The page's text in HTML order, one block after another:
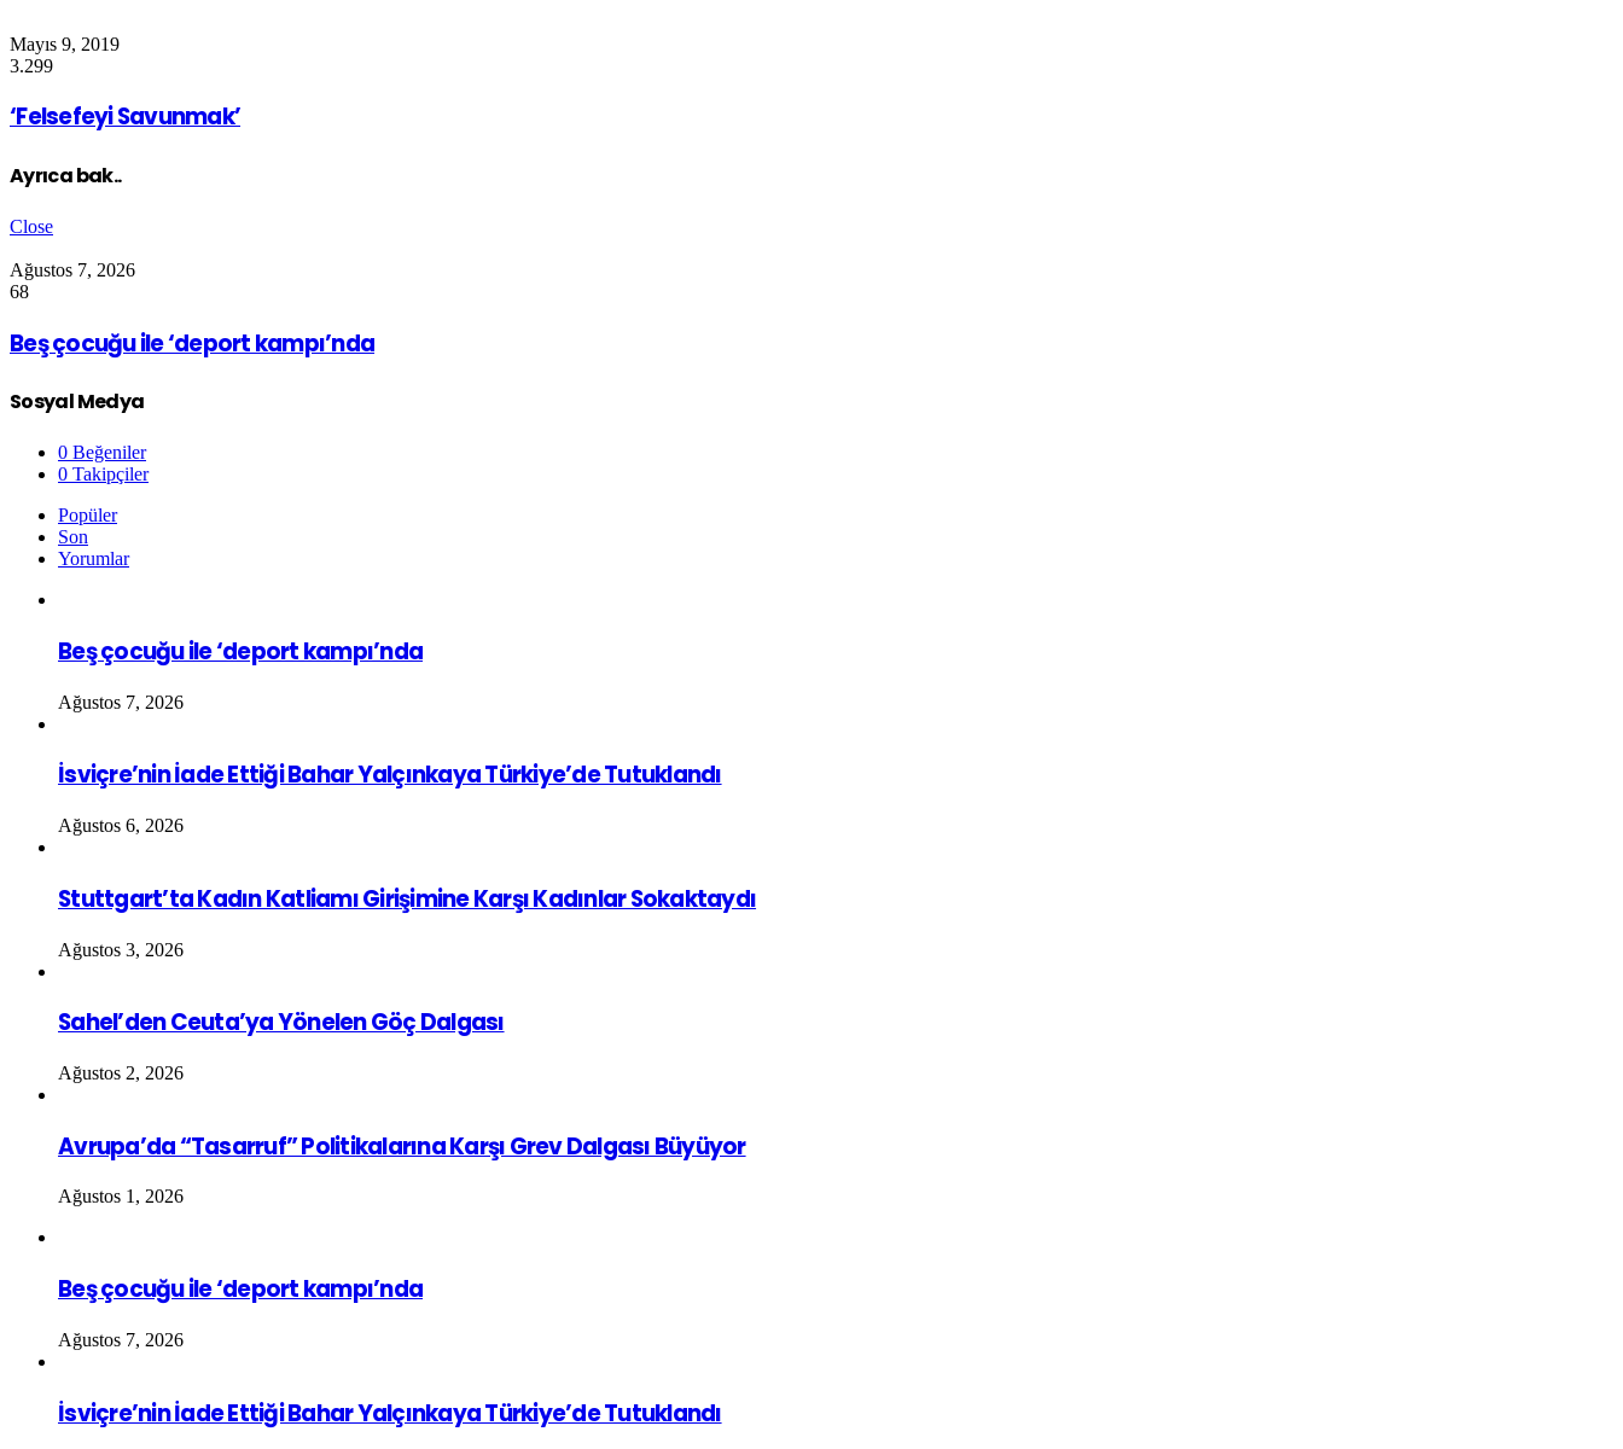
Mayıs 9, 2019
3.299
‘Felsefeyi Savunmak’
Ayrıca bak..
Close
Ağustos 7, 2026
68
Beş çocuğu ile ‘deport kampı’nda
Sosyal Medya
0 Beğeniler
0 Takipçiler
Popüler
Son
Yorumlar
Beş çocuğu ile ‘deport kampı’nda
Ağustos 7, 2026
İsviçre’nin İade Ettiği Bahar Yalçınkaya Türkiye’de Tutuklandı
Ağustos 6, 2026
Stuttgart’ta Kadın Katliamı Girişimine Karşı Kadınlar Sokaktaydı
Ağustos 3, 2026
Sahel’den Ceuta’ya Yönelen Göç Dalgası
Ağustos 2, 2026
Avrupa’da “Tasarruf” Politikalarına Karşı Grev Dalgası Büyüyor
Ağustos 1, 2026
Beş çocuğu ile ‘deport kampı’nda
Ağustos 7, 2026
İsviçre’nin İade Ettiği Bahar Yalçınkaya Türkiye’de Tutuklandı